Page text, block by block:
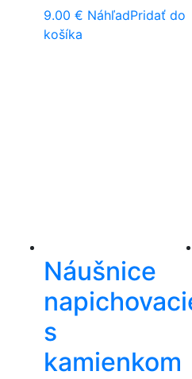
9.00 € NáhľadPridať do
košíka
Náušnice
s
kamienkom